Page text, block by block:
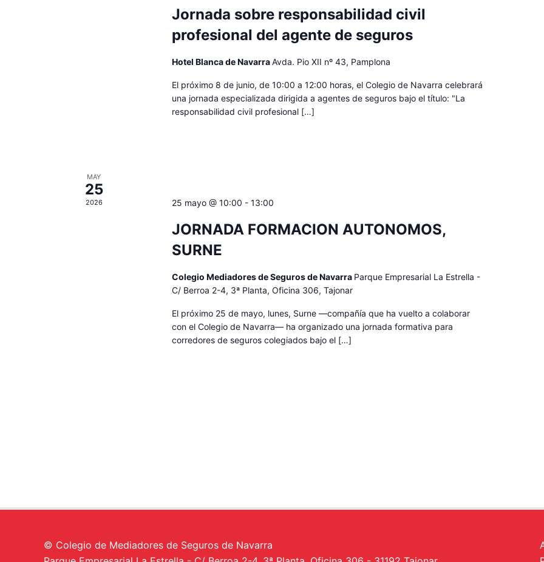
Jornada sobre responsabilidad civil
profesional del agente de seguros
Hotel Blanca de NavarraAvda. Pio XII nº 43, Pamplona
El próximo 8 de junio, de 10:00 a 12:00 horas, el Colegio de Navarra celebrará
una jornada especializada dirigida a agentes de seguros bajo el título: "La
responsabilidad civil profesional […]
MAY
25
2026 25 mayo @ 10:00 -13:00
JORNADA FORMACION AUTONOMOS,
SURNE
Colegio Mediadores de Seguros de Navarra Parque Empresarial La Estrella -
C/ Berroa 2-4, 3ª Planta, Oficina 306, Tajonar
El próximo 25 de mayo, lunes, Surne —compañía que ha vuelto a colaborar
con el Colegio de Navarra— ha organizado una jornada formativa para
corredores de seguros colegiados bajo el […]
© Colegio de Mediadores de Seguros de Navarra